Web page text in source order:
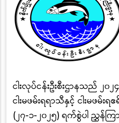
ငါးလုပ်ငန်းဦးစီးဌာနသည် ၂၀၂
ငါးမဖမ်းရရာသီနှင့် ငါးမဖမ်
(၂၇-၁-၂၀၂၅) ရက်စွဲပါ ညွှန်ကြ